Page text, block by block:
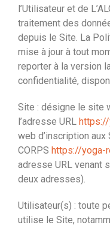
l’Utilisateur et de
traitement des
depuis le Site. La
mise à jour à tout
reporter à la version
confidentialité,
Site : désigne le site
l’adresse URL
web d’inscription aux
CORPS https://yoga-
adresse URL venant
deux adresses).
Utilisateur(s) : toute
utilise le Site,